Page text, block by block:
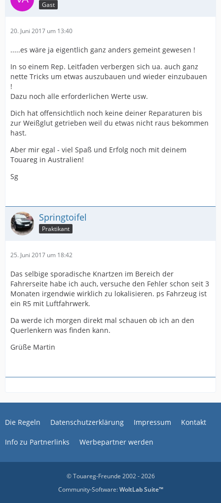
Gast
20. Juni 2017 um 13:40
.....es wäre ja eigentlich ganz anders gemeint gewesen !
In so einem Rep. Leitfaden verbergen sich ua. auch ganz
nette Tricks um etwas auszubauen und wieder einzubauen
!
Dazu noch alle erforderlichen Werte usw.
Dich hat offensichtlich noch keine deiner Reparaturen bis
zur Weißglut getrieben weil du etwas nicht raus bekommen
hast.
Aber mir egal - viel Spaß und Erfolg noch mit deinem
Touareg in Australien!
Sg
Springtoifel
Praktikant
25. Juni 2017 um 18:42
Das selbige sporadische Knartzen im Bereich der
Fahrerseite habe ich auch, versuche den Fehler schon seit 3
Monaten irgendwie wirklich zu lokalisieren. ps Fahrzeug ist
ein R5 mit Luftfahrwerk.
Da werde ich morgen direkt mal schauen ob ich an den
Querlenkern was finden kann.
Grüße Martin
Die Regeln Datenschutzerklärung Impressum Kontakt
Info zu Partnerlinks Werbepartner werden
© Touareg-Freunde 2002 - 2026
Community-Software:WoltLab Suite™